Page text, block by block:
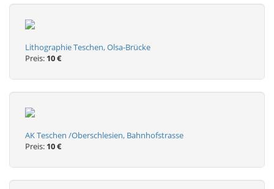
Lithographie Teschen, Olsa-Brücke
Preis: 10 €
AK Teschen /Oberschlesien, Bahnhofstrasse
Preis: 10 €